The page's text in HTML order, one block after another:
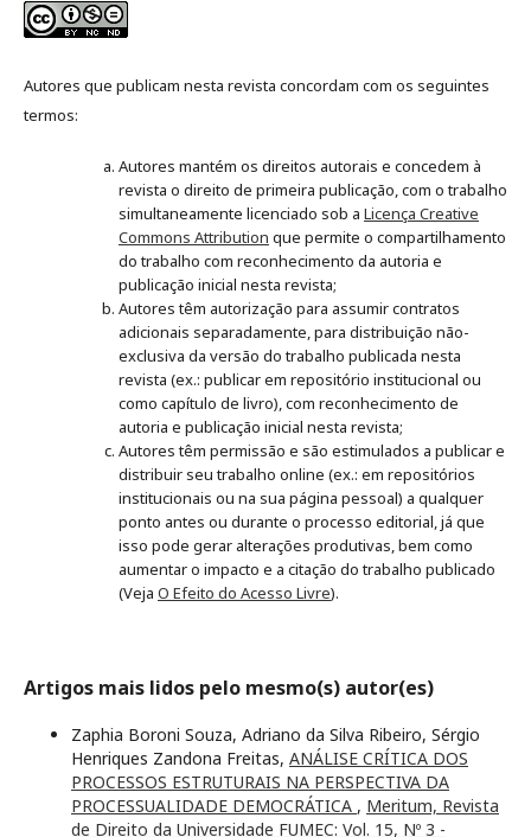
Autores que publicam nesta revista concordam com os seguintes
termos:
Autores mantém os direitos autorais e concedem à
revista o direito de primeira publicação, com o trabalho
simultaneamente licenciado sob a Licença Creative
Commons Attribution que permite o compartilhamento
do trabalho com reconhecimento da autoria e
publicação inicial nesta revista;
Autores têm autorização para assumir contratos
adicionais separadamente, para distribuição não-
exclusiva da versão do trabalho publicada nesta
revista (ex.: publicar em repositório institucional ou
como capítulo de livro), com reconhecimento de
autoria e publicação inicial nesta revista;
Autores têm permissão e são estimulados a publicar e
distribuir seu trabalho online (ex.: em repositórios
institucionais ou na sua página pessoal) a qualquer
ponto antes ou durante o processo editorial, já que
isso pode gerar alterações produtivas, bem como
aumentar o impacto e a citação do trabalho publicado
(Veja O Efeito do Acesso Livre).
Artigos mais lidos pelo mesmo(s) autor(es)
Zaphia Boroni Souza, Adriano da Silva Ribeiro, Sérgio
Henriques Zandona Freitas, ANÁLISE CRÍTICA DOS
PROCESSOS ESTRUTURAIS NA PERSPECTIVA DA
PROCESSUALIDADE DEMOCRÁTICA , Meritum, Revista
de Direito da Universidade FUMEC: Vol. 15, Nº 3 -